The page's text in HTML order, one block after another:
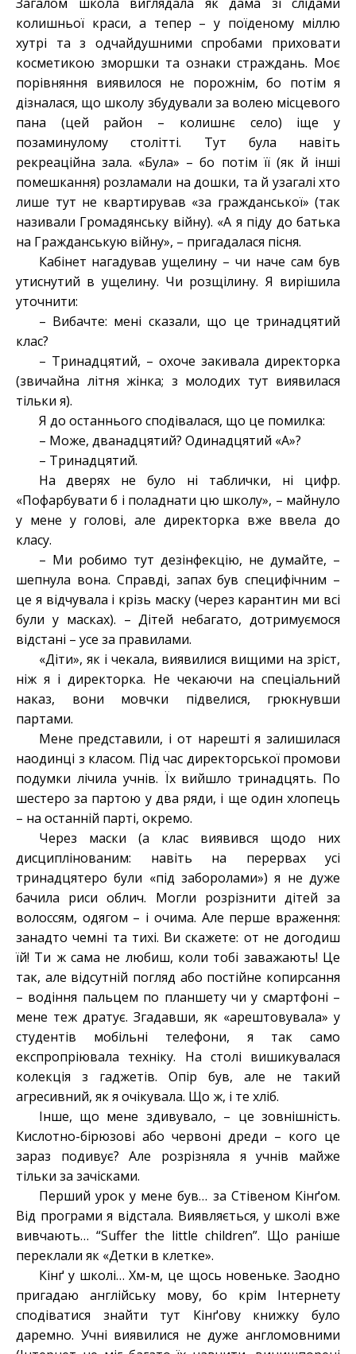
Загалом школа виглядала як дама зі слідами
колишньої краси, а тепер – у поїденому міллю
хутрі та з одчайдушними спробами приховати
косметикою зморшки та ознаки страждань. Моє
порівняння виявилося не порожнім, бо потім я
дізналася, що школу збудували за волею місцевого
пана (цей район – колишнє село) іще у
позаминулому столітті. Тут була навіть
рекреаційна зала. «Була» – бо потім її (як й інші
помешкання) розламали на дошки, та й узагалі хто
лише тут не квартирував «за гражданської» (так
називали Громадянську війну). «А я піду до батька
на Гражданськую війну», – пригадалася пісня.
Кабінет нагадував ущелину – чи наче сам був
утиснутий в ущелину. Чи розщілину. Я вирішила
уточнити:
– Вибачте: мені сказали, що це тринадцятий
клас?
– Тринадцятий, – охоче закивала директорка
(звичайна літня жінка; з молодих тут виявилася
тільки я).
Я до останнього сподівалася, що це помилка:
– Може, дванадцятий? Одинадцятий «А»?
– Тринадцятий.
На дверях не було ні таблички, ні цифр.
«Пофарбувати б і поладнати цю школу», – майнуло
у мене у голові, але директорка вже ввела до
класу.
– Ми робимо тут дезінфекцію, не думайте, –
шепнула вона. Справді, запах був специфічним –
це я відчувала і крізь маску (через карантин ми всі
були у масках). – Дітей небагато, дотримуємося
відстані – усе за правилами.
«Діти», як і чекала, виявилися вищими на зріст,
ніж я і директорка. Не чекаючи на спеціальний
наказ, вони мовчки підвелися, грюкнувши
партами.
Мене представили, і от нарешті я залишилася
наодинці з класом. Під час директорської промови
подумки лічила учнів. Їх вийшло тринадцять. По
шестеро за партою у два ряди, і ще один хлопець
– на останній парті, окремо.
Через маски (а клас виявився щодо них
дисциплінованим: навіть на перервах усі
тринадцятеро були «під заборолами») я не дуже
бачила риси облич. Могли розрізнити дітей за
волоссям, одягом – і очима. Але перше враження:
занадто чемні та тихі. Ви скажете: от не догодиш
їй! Ти ж сама не любиш, коли тобі заважають! Це
так, але відсутній погляд або постійне копирсання
– водіння пальцем по планшету чи у смартфоні –
мене теж дратує. Згадавши, як «арештовувала» у
студентів мобільні телефони, я так само
експропріювала техніку. На столі вишикувалася
колекція з гаджетів. Опір був, але не такий
агресивний, як я очікувала. Що ж, і те хліб.
Інше, що мене здивувало, – це зовнішність.
Кислотно-бірюзові або червоні дреди – кого це
зараз подивує? Але розрізняла я учнів майже
тільки за зачісками.
Перший урок у мене був… за Стівеном Кінґом.
Від програми я відстала. Виявляється, у школі вже
вивчають… “Suffer the little children”. Що раніше
переклали як «Детки в клетке».
Кінґ у школі… Хм-м, це щось новеньке. Заодно
пригадаю англійську мову, бо крім Інтернету
сподіватися знайти тут Кінґову книжку було
даремно. Учні виявилися не дуже англомовними